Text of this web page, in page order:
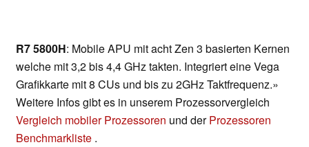
R7 5800H: Mobile APU mit acht Zen 3 basierten Kernen
welche mit 3,2 bis 4,4 GHz takten. Integriert eine Vega
Grafikkarte mit 8 CUs und bis zu 2GHz Taktfrequenz.»
Weitere Infos gibt es in unserem Prozessorvergleich
Vergleich mobiler Prozessoren und derProzessoren
Benchmarkliste .